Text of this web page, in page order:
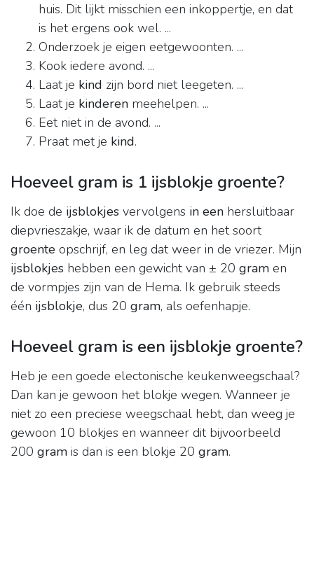
huis. Dit lijkt misschien een inkoppertje, en dat
is het ergens ook wel. ...
Onderzoek je eigen eetgewoonten. ...
Kook iedere avond. ...
Laat je kind zijn bord niet leegeten. ...
Laat je kinderen meehelpen. ...
Eet niet in de avond. ...
Praat met je kind.
Hoeveel gram is 1 ijsblokje groente?
Ik doe de ijsblokjes vervolgens in een hersluitbaar
diepvrieszakje, waar ik de datum en het soort
groente opschrijf, en leg dat weer in de vriezer. Mijn
ijsblokjes hebben een gewicht van ± 20 gram en
de vormpjes zijn van de Hema. Ik gebruik steeds
één ijsblokje, dus 20 gram, als oefenhapje.
Hoeveel gram is een ijsblokje groente?
Heb je een goede electonische keukenweegschaal?
Dan kan je gewoon het blokje wegen. Wanneer je
niet zo een preciese weegschaal hebt, dan weeg je
gewoon 10 blokjes en wanneer dit bijvoorbeeld
200 gram is dan is een blokje 20 gram.